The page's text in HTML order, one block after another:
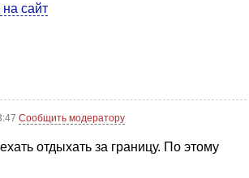
сайт
Сообщить модератору
отдыхать за границу. По этому